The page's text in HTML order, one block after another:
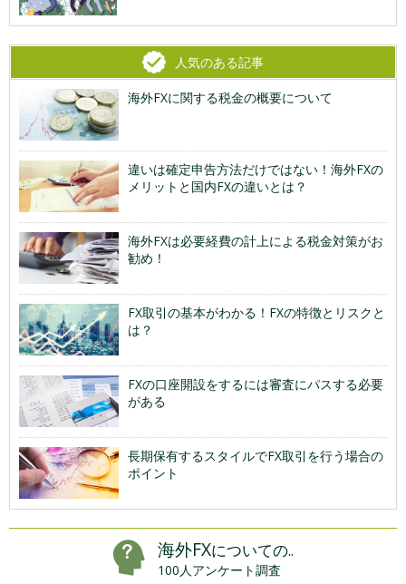
海外FXについての..
100人アンケート調査
人気のある記事
海外FXに関する税金の概要について
違いは確定申告方法だけではない！海外FXの
メリットと国内FXの違いとは？
海外FXは必要経費の計上による税金対策がお
勧め！
FX取引の基本がわかる！FXの特徴とリスクと
は？
FXの口座開設をするには審査にパスする必要
がある
長期保有するスタイルでFX取引を行う場合の
ポイント